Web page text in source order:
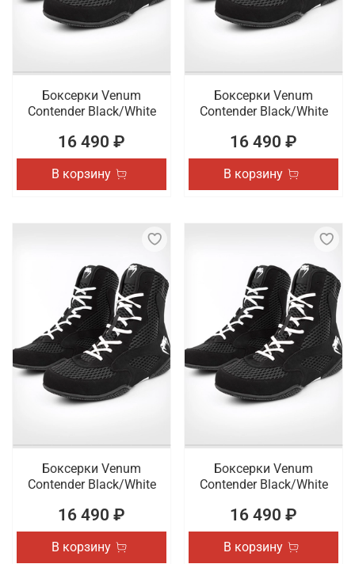
Боксерки Venum
Contender Black/White
16 490 ₽
В корзину
Боксерки Venum
Contender Black/White
16 490 ₽
В корзину
Боксерки Venum
Contender Black/White
16 490 ₽
В корзину
Боксерки Venum
Contender Black/White
16 490 ₽
В корзину